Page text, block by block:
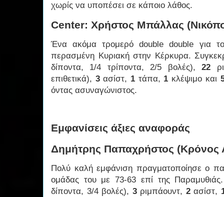
χωρίς να υποπέσει σε κάποιο λάθος.
Center: Χρήστος Μπάλλας
Ένα ακόμα τρομερό double double για
περασμένη Κυριακή στην Κέρκυρα.
δίποντα, 1/4 τρίποντα, 2/5 βολές),22
επιθετικά), 3ασίστ, 1 τάπα, 1 κλέψιμο και
όντας ασυναγώνιστος.
Εμφανίσεις άξιες αναφοράς
Δημήτρης Παπαχρήστος (Κρόνος
Πολύ καλή εμφάνιση πραγματοποίησε ο
ομάδας του με 73-63 επί της
δίποντα, 3/4 βολές), 3ριμπάουντ, 2ασίστ,